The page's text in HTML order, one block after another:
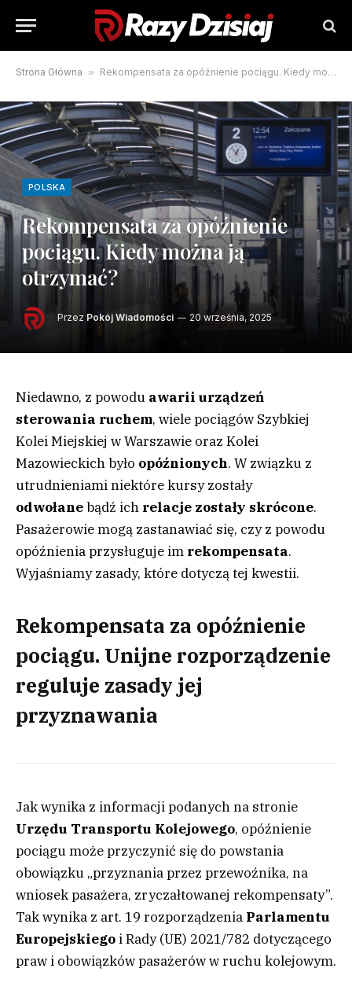
Strona Główna » Rekompensata za opóźnienie pociągu. Kiedy można ją otrzymać?
POLSKA
Rekompensata za opóźnienie
pociągu. Kiedy można ją
otrzymać?
Przez Pokój Wiadomości 20 września, 2025
Niedawno, z powodu awarii urządzeń
sterowania ruchem, wiele pociągów Szybkiej
Kolei Miejskiej w Warszawie oraz Kolei
Mazowieckich było opóźnionych. W związku z
utrudnieniami niektóre kursy zostały
odwołanebądź ich relacje zostały skrócone.
Pasażerowie mogą zastanawiać się, czy z powodu
opóźnienia przysługuje im rekompensata.
Wyjaśniamy zasady, które dotyczą tej kwestii.
Rekompensata za opóźnienie
pociągu. Unijne rozporządzenie
reguluje zasady jej
przyznawania
Jak wynika z informacji podanych na stronie
Urzędu Transportu Kolejowego, opóźnienie
pociągu może przyczynić się do powstania
obowiązku „przyznania przez przewoźnika, na
wniosek pasażera, zryczałtowanej rekompensaty”.
Tak wynika z art. 19 rozporządzenia Parlamentu
Europejskiego i Rady (UE) 2021/782 dotyczącego
praw i obowiązków pasażerów w ruchu kolejowym.